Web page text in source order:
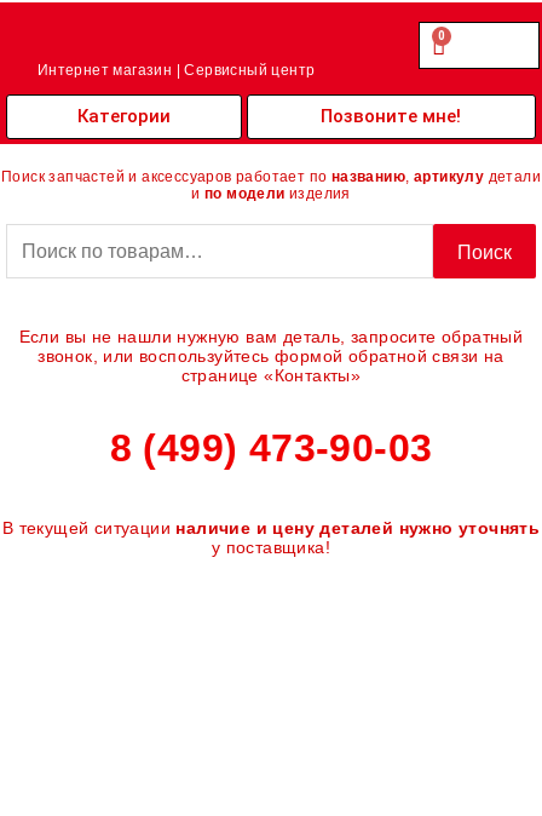
Перейти
Интернет магазин | Сервисный центр
0.00
0
Cart
Категории Позвоните мне!
Поиск запчастей и аксессуаров работает по названию артикулу детали
и по модели изделия
Поиск
Если вы не нашли нужную вам деталь, запросите обратный
звонок, или воспользуйтесь формой обратной связи на
странице «Контакты»
8 (499) 473-90-03
В текущей ситуации наличие и цену деталей нужно уточнять
у поставщика!